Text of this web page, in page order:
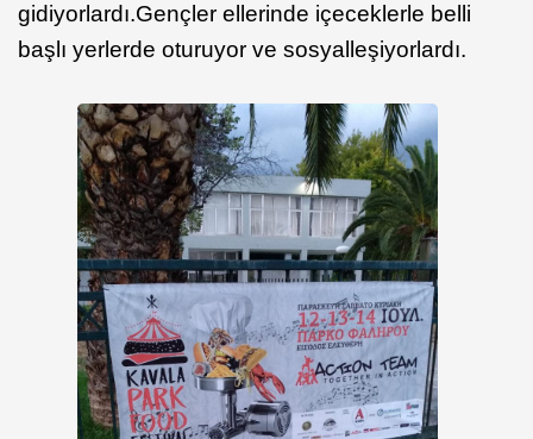
gidiyorlardı.Gençler ellerinde içeceklerle belli
başlı yerlerde oturuyor ve sosyalleşiyorlardı.